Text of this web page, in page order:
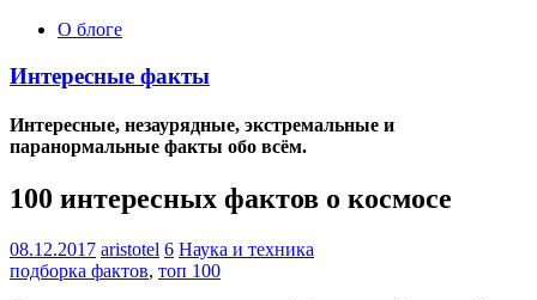
О блоге
Интересные факты
Интересные, незаурядные, экстремальные и
паранормальные факты обо всём.
100 интересных фактов о космосе
08.12.2017 aristotel 6 Наука и техника
подборка фактов, топ 100